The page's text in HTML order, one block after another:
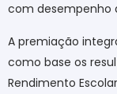
com desempenho
A premiação
como base os
Rendimento